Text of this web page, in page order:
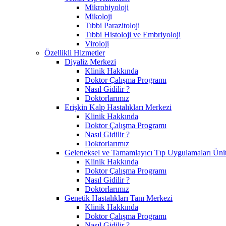
Mikrobiyoloji
Mikoloji
Tıbbi Parazitoloji
Tıbbi Histoloji ve Embriyoloji
Viroloji
Özellikli Hizmetler
Diyaliz Merkezi
Klinik Hakkında
Doktor Çalışma Programı
Nasıl Gidilir ?
Doktorlarımız
Erişkin Kalp Hastalıkları Merkezi
Klinik Hakkında
Doktor Çalışma Programı
Nasıl Gidilir ?
Doktorlarımız
Geleneksel ve Tamamlayıcı Tıp Uygulamaları
Klinik Hakkında
Doktor Çalışma Programı
Nasıl Gidilir ?
Doktorlarımız
Genetik Hastalıkları Tanı Merkezi
Klinik Hakkında
Doktor Çalışma Programı